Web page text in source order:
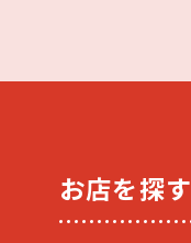
お店を探す